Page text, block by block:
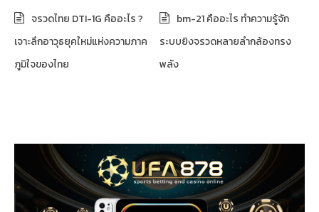
จรวดไทย DTI-1G คืออะไร ?
เจาะลึกอาวุธยุคใหม่แห่งความภาค
ภูมิใจของไทย
bm-21 คืออะไร ทำความรู้จัก
ระบบยิงจรวดหลายลำกล้องทรง
พลัง